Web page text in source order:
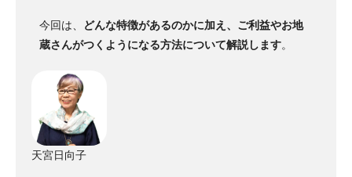
今回は、
どんな特徴があるのかに加え、ご利益やお地
蔵さんがつくようになる方法について解説します。
天宮日向子